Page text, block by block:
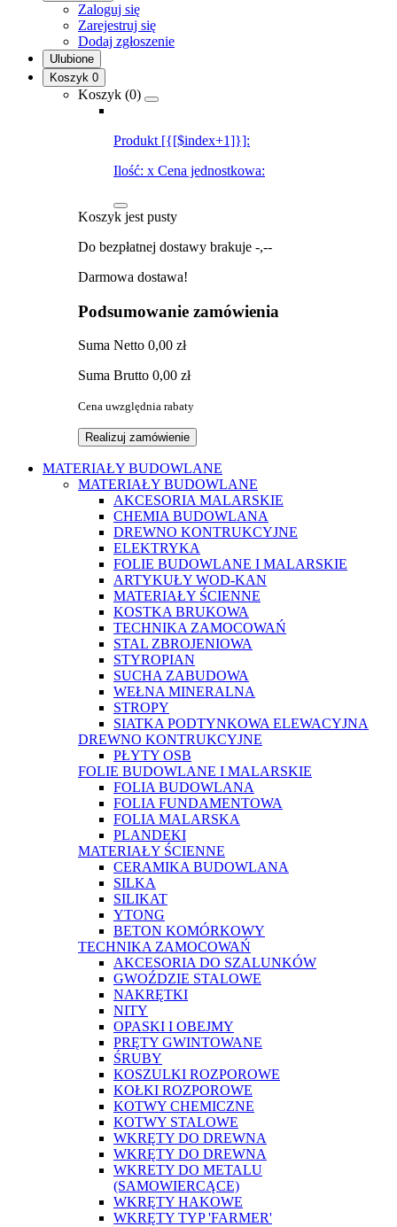
Zaloguj się
Zarejestruj się
Dodaj zgłoszenie
Ulubione
Koszyk 0
Koszyk (0)
Produkt [{[$index+1]}]:
Ilość: x Cena jednostkowa:
Koszyk jest pusty
Do bezpłatnej dostawy brakuje -,--
Darmowa dostawa!
Podsumowanie zamówienia
Suma Netto 0,00 zł
Suma Brutto 0,00 zł
Cena uwzględnia rabaty
Realizuj zamówienie
MATERIAŁY BUDOWLANE
MATERIAŁY BUDOWLANE
AKCESORIA MALARSKIE
CHEMIA BUDOWLANA
DREWNO KONTRUKCYJNE
ELEKTRYKA
FOLIE BUDOWLANE I MALARSKIE
ARTYKUŁY WOD-KAN
MATERIAŁY ŚCIENNE
KOSTKA BRUKOWA
TECHNIKA ZAMOCOWAŃ
STAL ZBROJENIOWA
STYROPIAN
SUCHA ZABUDOWA
WEŁNA MINERALNA
STROPY
SIATKA PODTYNKOWA ELEWACYJNA
DREWNO KONTRUKCYJNE
PŁYTY OSB
FOLIE BUDOWLANE I MALARSKIE
FOLIA BUDOWLANA
FOLIA FUNDAMENTOWA
FOLIA MALARSKA
PLANDEKI
MATERIAŁY ŚCIENNE
CERAMIKA BUDOWLANA
SILKA
SILIKAT
YTONG
BETON KOMÓRKOWY
TECHNIKA ZAMOCOWAŃ
AKCESORIA DO SZALUNKÓW
GWOŹDZIE STALOWE
NAKRĘTKI
NITY
OPASKI I OBEJMY
PRĘTY GWINTOWANE
ŚRUBY
KOSZULKI ROZPOROWE
KOŁKI ROZPOROWE
KOTWY CHEMICZNE
KOTWY STALOWE
WKRĘTY DO DREWNA
WKRĘTY DO DREWNA
WKRETY DO METALU
(SAMOWIERCĄCE)
WKRĘTY HAKOWE
WKRĘTY TYP 'FARMER'